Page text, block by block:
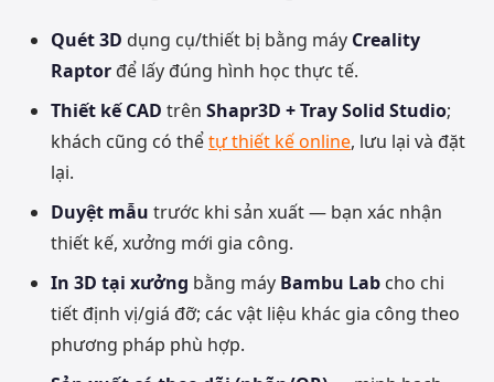
Quét 3D dụng cụ/thiết bị bằng máy Creality
Raptorđể lấy đúng hình học thực tế.
Thiết kế CAD trên Shapr3D + Tray Solid Studio;
khách cũng có thểtự thiết kế online, lưu lại và đặt
lại.
Duyệt mẫu trước khi sản xuất — bạn xác nhận
thiết kế, xưởng mới gia công.
In 3D tại xưởng bằng máy Bambu Lab cho chi
tiết định vị/giá đỡ; các vật liệu khác gia công theo
phương pháp phù hợp.